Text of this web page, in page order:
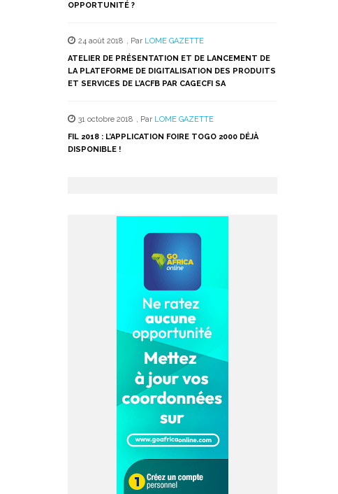
OPPORTUNITÉ ?
24 août 2018 , Par LOME GAZETTE
ATELIER DE PRÉSENTATION ET DE LANCEMENT DE
LA PLATEFORME DE DIGITALISATION DES PRODUITS
ET SERVICES DE L’ACFB PAR CAGECFI SA
31 octobre 2018 , Par LOME GAZETTE
FIL 2018 : L’APPLICATION FOIRE TOGO 2000 DÉJÀ
DISPONIBLE !